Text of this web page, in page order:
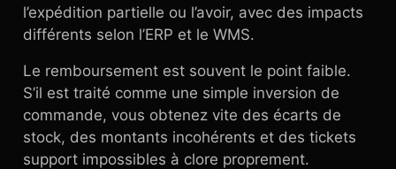
l’expédition partielle ou l’avoir, avec des impacts
différents selon l’ERP et le WMS.
Le remboursement est souvent le point faible.
S’il est traité comme une simple inversion de
commande, vous obtenez vite des écarts de
stock, des montants incohérents et des tickets
support impossibles à clore proprement.